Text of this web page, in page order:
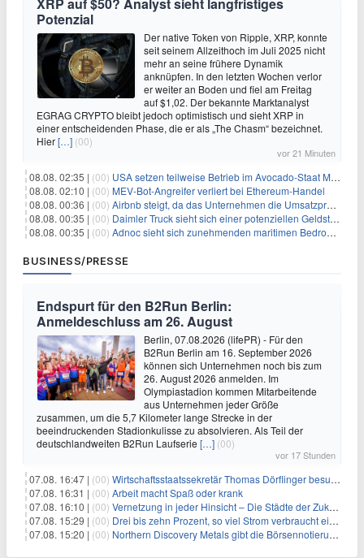
Potenzial
Der native Token von Ripple, XRP, konnte
seit seinem Allzeithoch im Juli 2025 nicht
mehr an seine frühere Dynamik
anknüpfen. In den letzten Wochen verlor
er weiter an Boden und fiel am Freitag
auf $1,02. Der bekannte Marktanalyst
EGRAG CRYPTO bleibt jedoch optimistisch und sieht XRP in
einer entscheidenden Phase, die er als „The Chasm“ bezeichnet.
Hier[…] (00)
vor 21 Minuten
08.08. 02:35 | (00) USA setzen teilweise Betrieb im Avocado-Staat Michoacán in Mexiko wieder in Gang
08.08. 02:10 | (00) MEV-Bot-Angreifer verliert bei Ethereum-Handel
08.08. 00:36 | (00) Airbnb steigt, da das Unternehmen die Umsatzprognose anhebt und starkes Wachstum signalisiert
08.08. 00:35 | (00) Daimler Truck sieht sich einer potenziellen Geldstrafe von 1 Milliarde Euro aufgrund von EU-Emissionsvorschriften gegenüber
08.08. 00:35 | (00) Adnoc sieht sich zunehmenden maritimen Bedrohungen angesichts regionaler Spannungen gegenüber
BUSINESS/PRESSE
Endspurt für den B2Run Berlin:
Anmeldeschluss am 26. August
Berlin, 07.08.2026 (lifePR) - Für den
B2Run Berlin am 16. September 2026
können sich Unternehmen noch bis zum
26. August 2026 anmelden. Im
Olympiastadion kommen Mitarbeitende
aus Unternehmen jeder Größe
zusammen, um die 5,7 Kilometer lange Strecke in der
beeindruckenden Stadionkulisse zu absolvieren. Als Teil der
deutschlandweiten B2Run Laufserie […] (00)
vor 17 Stunden
07.08. 16:47 | (00) Wirtschaftsstaatssekretär Thomas Dörflinger besucht Handwerksbetrieb im Kammerbezirk Freiburg
07.08. 16:31 | (00) Arbeit macht Spaß oder krank
07.08. 16:10 | (00) Vernetzung in jeder Hinsicht – Die Städte der Zukunft sind grün-blau
07.08. 15:29 | (00) Drei bis zehn Prozent, so viel Strom verbraucht ein Aufzug im Gebäude
07.08. 15:20 | (00) Northern Discovery Metals gibt die Börsennotierung an der Frankfurter Wertpapierbörse bekannt